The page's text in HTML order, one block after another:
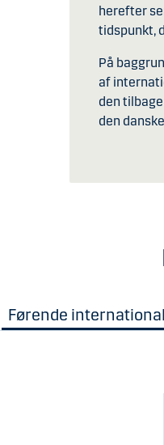
herefter
tidspunkt,
På
af
den
den
Førende